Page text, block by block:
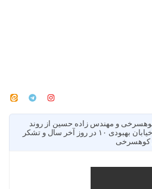
و مهندس زاده حسین از روند
اجرای عملیات نهضت آسفالت خیابان بهبودی ۱۰ در روز آخر سال و تشکر
کوهسرخی